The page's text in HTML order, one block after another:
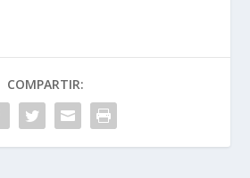
COMPARTIR: